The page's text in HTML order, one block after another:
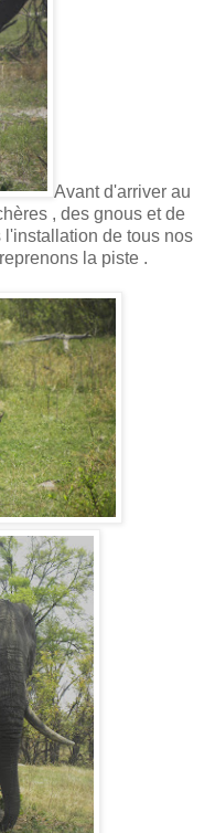
Avant d'arriver au
, des gnous et de
de tous nos
la piste .